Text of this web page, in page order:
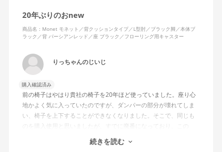
20年ぶりのおnew
商品名：Monet モネット／背クッションタイプ／L型肘／ブラック脚／本体ブ
ラック／背 パーシアンレッド／座 ブラック／フローリング用キャスター
りっちゃんのじいじ
購入確認済み
前の椅子はやはり貴社の椅子を20年ほど使っていました。座り心
地かよく気に入っていたのですが、ダンパーの部分が壊れてしま
い、椅子を上下することができなくなりました。そこで、同じも
のを購入使用と思いましたが、すでに廃番になっており、この
MonEtを購入しました。やや固めの椅子ですが、使っているうち
になじんでくるのではと思っています。フローリング床で使って
続きを読む